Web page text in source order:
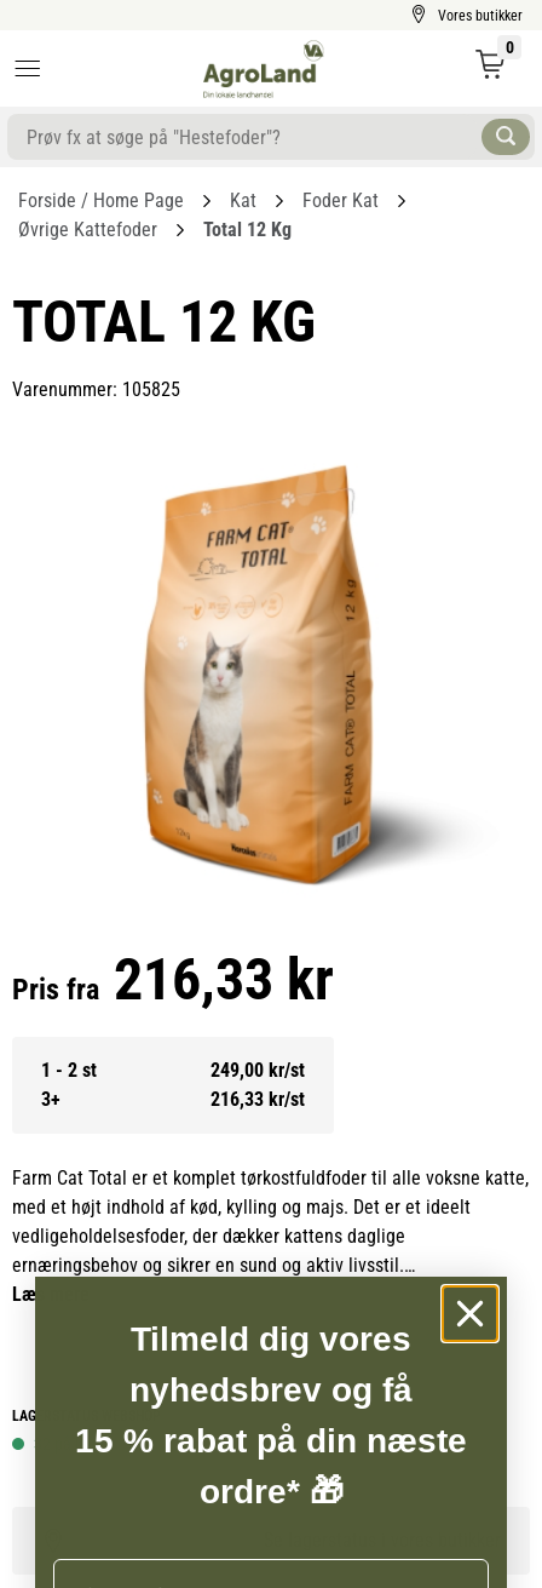
Vores butikker
0
Forside / Home Page Kat
Foder Kat
Øvrige Kattefoder
Total 12 Kg
TOTAL 12 KG
Varenummer: 105825
Pris fra 216,33 kr
1 - 2 st
249,00 kr/st
3+
216,33 kr/st
Farm Cat Total er et komplet tørkostfuldfoder til alle voksne katte,
med et højt indhold af kød, kylling og majs. Det er et ideelt
vedligeholdelsesfoder, der dækker kattens daglige
ernæringsbehov og sikrer en sund og aktiv livsstil.
Farm Cat Total er nøje sammensat, optimeret og balanceret for at
imødekomme alle voksne kattes behov for vigtige næringsstoffer,
i overensstemmelse med FEDIAF’s ernæringsanbefalinger.
Foderet er velegnet til daglig brug og bidrager til kattens
generelle trivsel.
Læs mere
LAGERSTATUS WEBSHOP
32 på lager
Tilmeld dig vores
nyhedsbrev og få
15 % rabat på din næste
ordre* 🎁
Navn